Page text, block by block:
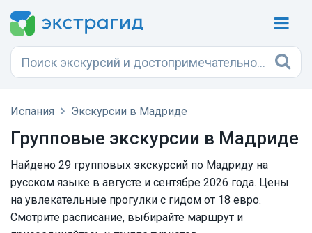
Испания Экскурсии в Мадриде
Групповые экскурсии в Мадриде
Найдено 29 групповых экскурсий по Мадриду на
русском языке в августе и сентябре 2026 года. Цены
на увлекательные прогулки с гидом от 18 евро.
Смотрите расписание, выбирайте маршрут и